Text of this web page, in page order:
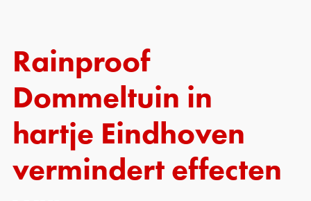
het
menu
Direct
naar
de
pagina
Rainproof
Dommeltuin in
hartje Eindhoven
vermindert effecten
Kennisdossiers
Voorbeelden
Subsidies
Monitoring